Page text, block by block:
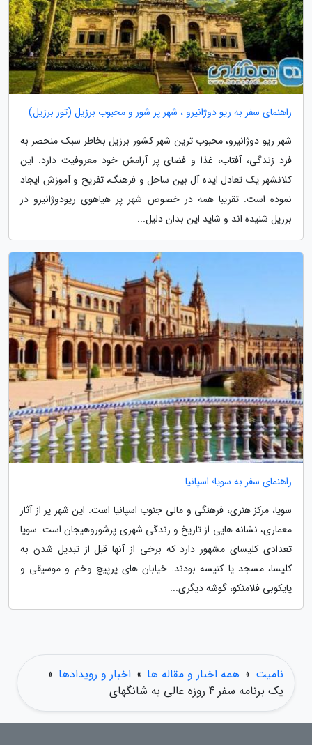
راهنمای سفر به ریو دوژانیرو ، شهر پر شور و محبوب برزیل (تور برزیل)
شهر ریو دوژانیرو، محبوب ترین شهر کشور برزیل بخاطر سبک منحصر به
فرد زندگی، آفتاب، غذا و فضای پر آرامش خود معروفیت دارد. این
کلانشهر یک تعادل ایده آل بین ساحل و فرهنگ، تفریح و آموزش ایجاد
نموده است. تقریبا همه در خصوص شهر پر هیاهوی ریودوژانیرو در
برزیل شنیده اند و شاید این بدان دلیل...
راهنمای سفر به سویا؛ اسپانیا
سویا، مرکز هنری، فرهنگی و مالی جنوب اسپانیا است. این شهر پر از آثار
معماری، نشانه هایی از تاریخ و زندگی شهری پرشوروهیجان است. سویا
تعدادی کلیسای مشهور دارد که برخی از آنها قبل از تبدیل شدن به
کلیسا، مسجد یا کنیسه بودند. خیابان های پرپیچ وخم و موسیقی و
پایکوبی فلامنکو، گوشه دیگری...
نامیت » همه اخبار و مقاله ها » اخبار و رویدادها »
یک برنامه سفر 4 روزه عالی به شانگهای